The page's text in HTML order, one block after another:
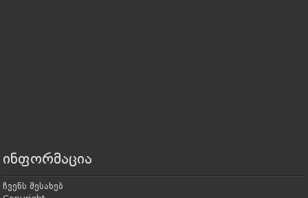
ინფორმაცია
ჩვენს შესახებ